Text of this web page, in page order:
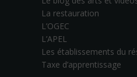
La restauration
L’OGEC
L’APEL
Les établissements du
Taxe d’apprentissage